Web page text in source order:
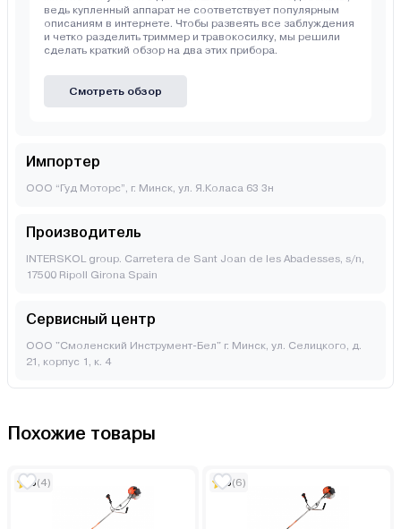
ведь купленный аппарат не соответствует популярным
описаниям в интернете. Чтобы развеять все заблуждения
и четко разделить триммер и травокосилку, мы решили
сделать краткий обзор на два этих прибора.
Смотреть обзор
Импортер
ООО “Гуд Моторс”, г. Минск, ул. Я.Коласа 63 3н
Производитель
INTERSKOL group. Carretera de Sant Joan de les Abadesses, s/n,
17500 Ripoll Girona Spain
Сервисный центр
ООО "Смоленский Инструмент-Бел" г. Минск, ул. Селицкого, д.
21, корпус 1, к. 4
Похожие товары
5(4) 5(6)